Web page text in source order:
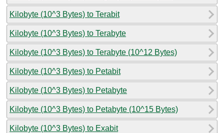
Kilobyte (10^3 Bytes) to Terabit
Kilobyte (10^3 Bytes) to Terabyte
Kilobyte (10^3 Bytes) to Terabyte (10^12 Bytes)
Kilobyte (10^3 Bytes) to Petabit
Kilobyte (10^3 Bytes) to Petabyte
Kilobyte (10^3 Bytes) to Petabyte (10^15 Bytes)
Kilobyte (10^3 Bytes) to Exabit